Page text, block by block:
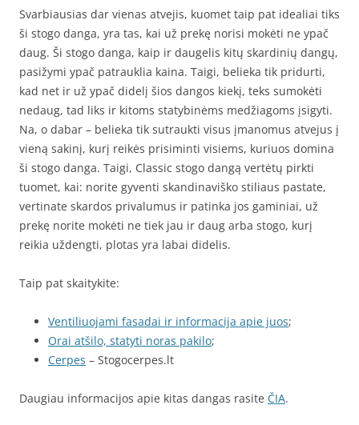
Svarbiausias dar vienas atvejis, kuomet taip pat idealiai tiks
ši stogo danga, yra tas, kai už prekę norisi mokėti ne ypač
daug. Ši stogo danga, kaip ir daugelis kitų skardinių dangų,
pasižymi ypač patrauklia kaina. Taigi, belieka tik pridurti,
kad net ir už ypač didelį šios dangos kiekį, teks sumokėti
nedaug, tad liks ir kitoms statybinėms medžiagoms įsigyti.
Na, o dabar – belieka tik sutraukti visus įmanomus atvejus į
vieną sakinį, kurį reikės prisiminti visiems, kuriuos domina
ši stogo danga. Taigi, Classic stogo dangą vertėtų pirkti
tuomet, kai: norite gyventi skandinaviško stiliaus pastate,
vertinate skardos privalumus ir patinka jos gaminiai, už
prekę norite mokėti ne tiek jau ir daug arba stogo, kurį
reikia uždengti, plotas yra labai didelis.
Taip pat skaitykite:
Ventiliuojami fasadai ir informacija apie juos;
Orai atšilo, statyti noras pakilo;
Cerpes – Stogocerpes.lt
Daugiau informacijos apie kitas dangas rasite ČIA.